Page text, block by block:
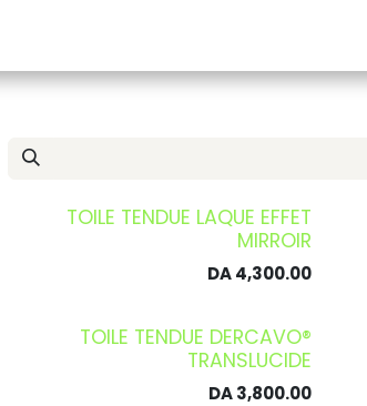
TOILE TENDUE LAQUE EFFET
MIRROIR
4,300.00
DA
TOILE TENDUE DERCAVO®
TRANSLUCIDE
3,800.00
DA